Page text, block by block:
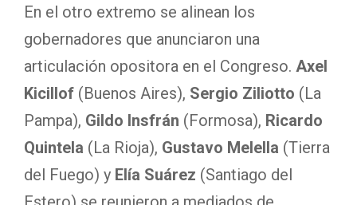
En el otro extremo se alinean los
gobernadores que anunciaron una
articulación opositora en el Congreso. Axel
Kicillof (Buenos Aires), Sergio Ziliotto (La
Pampa), Gildo Insfrán (Formosa), Ricardo
Quintela (La Rioja), Gustavo Melella (Tierra
del Fuego) y Elía Suárez (Santiago del